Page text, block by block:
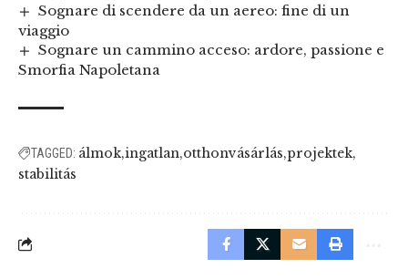
Sognare di scendere da un aereo: fine di un
viaggio
Sognare un cammino acceso: ardore, passione e
Smorfia Napoletana
TAGGED: álmok ingatlan otthonvásárlás projektek
stabilitás